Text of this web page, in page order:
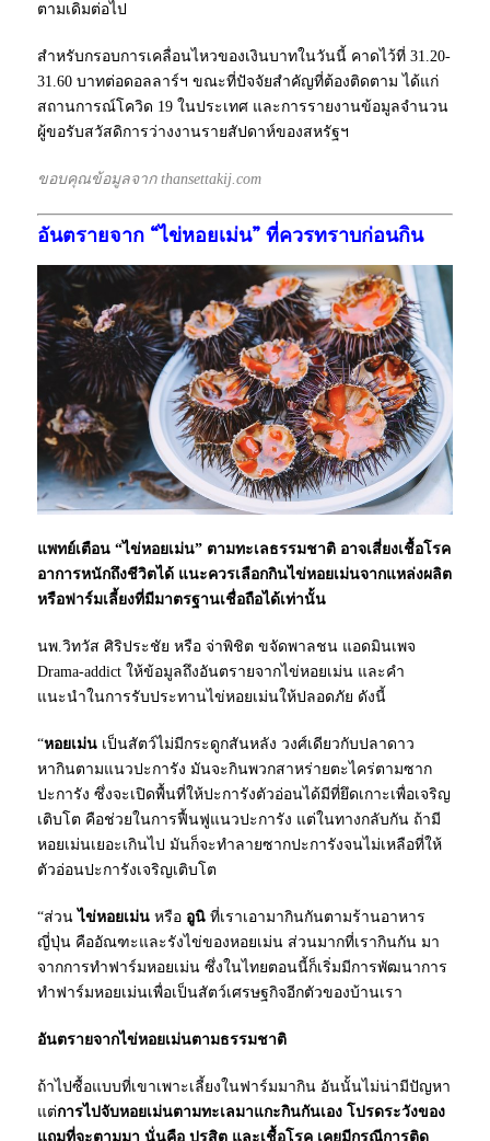
ตามเดิมต่อไป
สำหรับกรอบการเคลื่อนไหวของเงินบาทในวันนี้ คาดไว้ที่ 31.20-
31.60 บาทต่อดอลลาร์ฯ ขณะที่ปัจจัยสำคัญที่ต้องติดตาม ได้แก่
สถานการณ์โควิด 19 ในประเทศ และการรายงานข้อมูลจำนวน
ผู้ขอรับสวัสดิการว่างงานรายสัปดาห์ของสหรัฐฯ
ขอบคุณข้อมูลจาก thansettakij.com
อันตรายจาก “ไข่หอยเม่น” ที่ควรทราบก่อนกิน
แพทย์เตือน “ไข่หอยเม่น” ตามทะเลธรรมชาติ อาจเสี่ยงเชื้อโรค
อาการหนักถึงชีวิตได้ แนะควรเลือกกินไข่หอยเม่นจากแหล่งผลิต
หรือฟาร์มเลี้ยงที่มีมาตรฐานเชื่อถือได้เท่านั้น
นพ.วิทวัส ศิริประชัย หรือ จ่าพิชิต ขจัดพาลชน แอดมินเพจ
Drama-addict ให้ข้อมูลถึงอันตรายจากไข่หอยเม่น และคำ
แนะนำในการรับประทานไข่หอยเม่นให้ปลอดภัย ดังนี้
“หอยเม่น เป็นสัตว์ไม่มีกระดูกสันหลัง วงศ์เดียวกับปลาดาว
หากินตามแนวปะการัง มันจะกินพวกสาหร่ายตะไคร่ตามซาก
ปะการัง ซึ่งจะเปิดพื้นที่ให้ปะการังตัวอ่อนได้มีที่ยึดเกาะเพื่อเจริญ
เติบโต คือช่วยในการฟื้นฟูแนวปะการัง แต่ในทางกลับกัน ถ้ามี
หอยเม่นเยอะเกินไป มันก็จะทำลายซากปะการังจนไม่เหลือที่ให้
ตัวอ่อนปะการังเจริญเติบโต
“ส่วน ไข่หอยเม่น หรือ อูนิ ที่เราเอามากินกันตามร้านอาหาร
ญี่ปุ่น คืออัณฑะและรังไข่ของหอยเม่น ส่วนมากที่เรากินกัน มา
จากการทำฟาร์มหอยเม่น ซึ่งในไทยตอนนี้ก็เริ่มมีการพัฒนาการ
ทำฟาร์มหอยเม่นเพื่อเป็นสัตว์เศรษฐกิจอีกตัวของบ้านเรา
อันตรายจากไข่หอยเม่นตามธรรมชาติ
ถ้าไปซื้อแบบที่เขาเพาะเลี้ยงในฟาร์มมากิน อันนั้นไม่น่ามีปัญหา
แต่การไปจับหอยเม่นตามทะเลมาแกะกินกันเอง โปรดระวังของ
แถมที่จะตามมา นั่นคือ ปรสิต และเชื้อโรค เคยมีกรณีการติด